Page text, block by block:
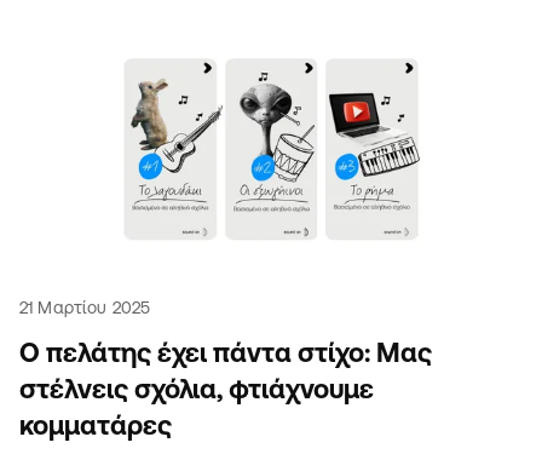
21 Μαρτίου 2025
Ο πελάτης έχει πάντα στίχο: Μας
στέλνεις σχόλια, φτιάχνουμε
κομματάρες